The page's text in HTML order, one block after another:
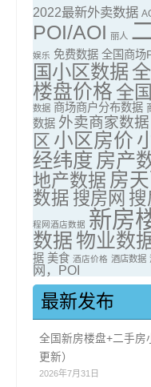
2022最新外卖数据
POI/AOI 丽人
娱乐 免费数据 全国商场
国小区数据
楼盘价格 全
数据 商场商户分布数据
数据 外卖商家数据
区 小区房价
经纬度 房产
地产数据 房
数据 搜房网
程网酒店数据 新房
数据 物业数
据 美食 酒店价格 酒店数据
网，POI
最新发布
全国新房楼盘+二手房
更新）
2026年7月31日